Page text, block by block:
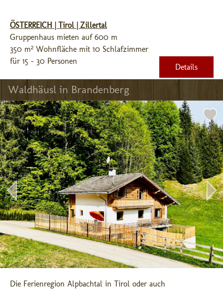
ÖSTERREICH | Tirol | Zillertal
Gruppenhaus mieten auf 600 m
350 m² Wohnfläche mit 10 Schlafzimmer
für 15 - 30 Personen
Details
Waldhäusl in Brandenberg
Die Ferienregion Alpbachtal in Tirol oder auch